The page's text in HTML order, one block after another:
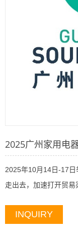
2025广州家用电
2025年10月14日-17
走出去，加速打开贸易
INQUIRY